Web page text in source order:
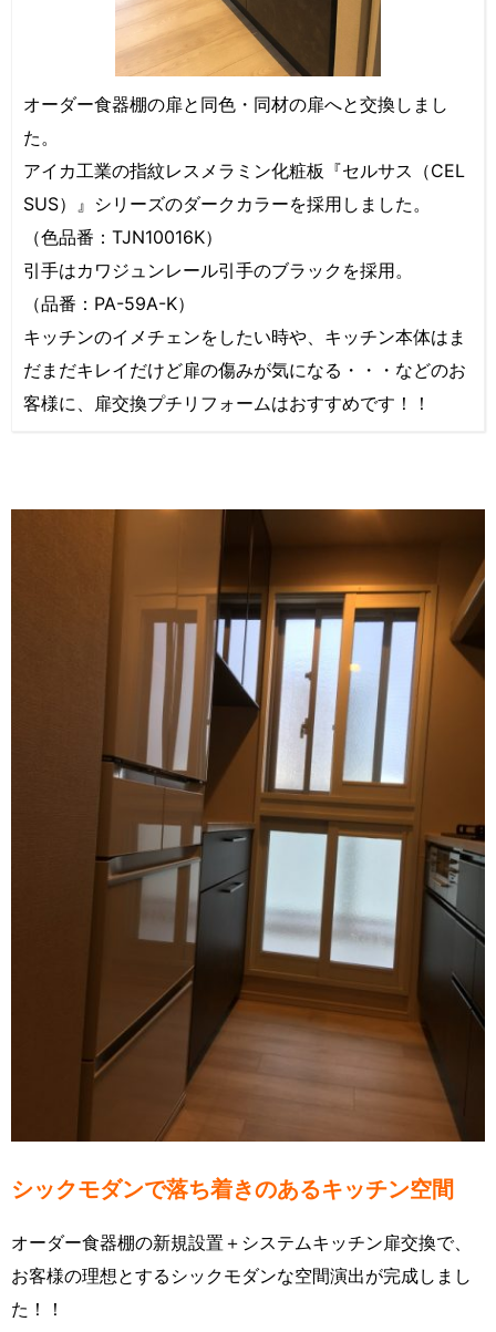
オーダー食器棚の扉と同色・同材の扉へと交換しまし
た。
アイカ工業の指紋レスメラミン化粧板『セルサス（CEL
SUS）』シリーズのダークカラーを採用しました。
（色品番：TJN10016K）
引手はカワジュンレール引手のブラックを採用。
（品番：PA-59A-K）
キッチンのイメチェンをしたい時や、キッチン本体はま
だまだキレイだけど扉の傷みが気になる・・・などのお
客様に、扉交換プチリフォームはおすすめです！！
シックモダンで落ち着きのあるキッチン空間
オーダー食器棚の新規設置＋システムキッチン扉交換で、
お客様の理想とするシックモダンな空間演出が完成しまし
た！！